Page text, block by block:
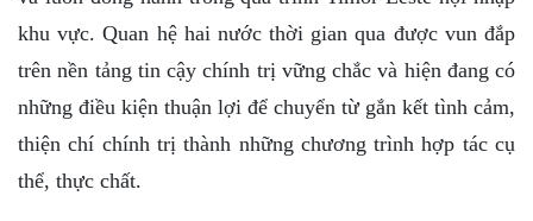
khu vực. Quan hệ hai nước thời gian qua được vun đắp
trên nền tảng tin cậy chính trị vững chắc và hiện đang có
những điều kiện thuận lợi để chuyển từ gắn kết tình cảm,
thiện chí chính trị thành những chương trình hợp tác cụ
thể, thực chất.